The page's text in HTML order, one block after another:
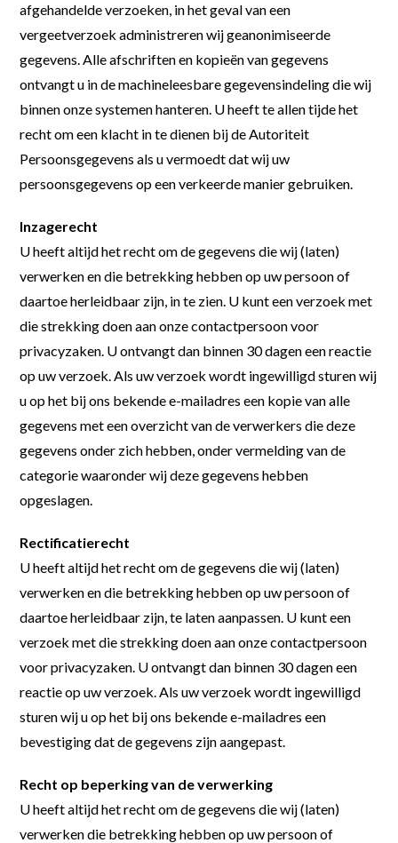
afgehandelde verzoeken, in het geval van een
vergeetverzoek administreren wij geanonimiseerde
gegevens. Alle afschriften en kopieën van gegevens
ontvangt u in de machineleesbare gegevensindeling die wij
binnen onze systemen hanteren. U heeft te allen tijde het
recht om een klacht in te dienen bij de Autoriteit
Persoonsgegevens als u vermoedt dat wij uw
persoonsgegevens op een verkeerde manier gebruiken.
Inzagerecht
U heeft altijd het recht om de gegevens die wij (laten)
verwerken en die betrekking hebben op uw persoon of
daartoe herleidbaar zijn, in te zien. U kunt een verzoek met
die strekking doen aan onze contactpersoon voor
privacyzaken. U ontvangt dan binnen 30 dagen een reactie
op uw verzoek. Als uw verzoek wordt ingewilligd sturen wij
u op het bij ons bekende e-mailadres een kopie van alle
gegevens met een overzicht van de verwerkers die deze
gegevens onder zich hebben, onder vermelding van de
categorie waaronder wij deze gegevens hebben
opgeslagen.
Rectificatierecht
U heeft altijd het recht om de gegevens die wij (laten)
verwerken en die betrekking hebben op uw persoon of
daartoe herleidbaar zijn, te laten aanpassen. U kunt een
verzoek met die strekking doen aan onze contactpersoon
voor privacyzaken. U ontvangt dan binnen 30 dagen een
reactie op uw verzoek. Als uw verzoek wordt ingewilligd
sturen wij u op het bij ons bekende e-mailadres een
bevestiging dat de gegevens zijn aangepast.
Recht op beperking van de verwerking
U heeft altijd het recht om de gegevens die wij (laten)
verwerken die betrekking hebben op uw persoon of